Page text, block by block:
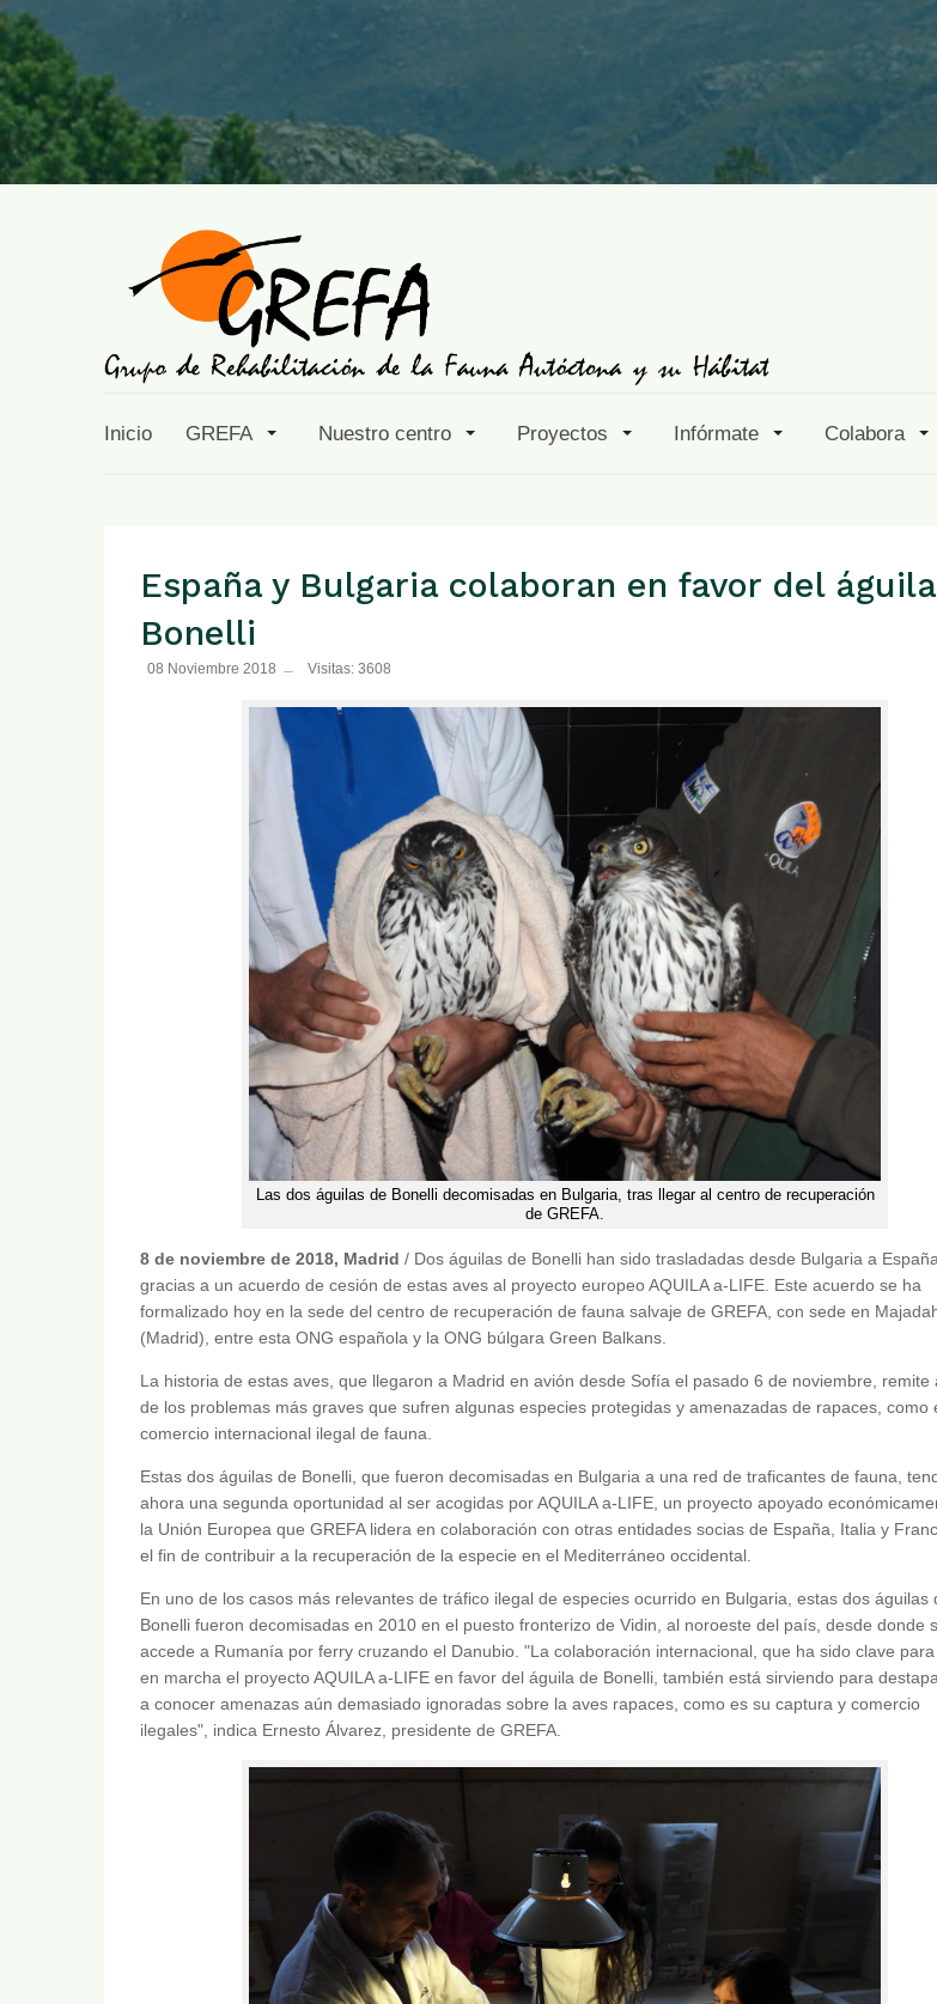
Inicio GREFA Nuestro centro Proyectos Infórmate Colabora
España y Bulgaria colaboran en favor del
Bonelli
08 Noviembre 2018 Visitas: 3608
Las dos águilas de Bonelli decomisadas en Bulgaria, tras llegar al centro de recuperación
de GREFA.
8 de noviembre de 2018, Madrid / Dos águilas de Bonelli han sido trasladadas desde Bulgaria a España,
gracias a un acuerdo de cesión de estas aves al proyecto europeo AQUILA a-LIFE. Este acuerdo se ha
formalizado hoy en la sede del centro de recuperación de fauna salvaje de GREFA, con sede en
(Madrid), entre esta ONG española y la ONG búlgara Green Balkans.
La historia de estas aves, que llegaron a Madrid en avión desde Sofía el pasado 6 de noviembre, remite
de los problemas más graves que sufren algunas especies protegidas y amenazadas de rapaces, como
comercio internacional ilegal de fauna.
Estas dos águilas de Bonelli, que fueron decomisadas en Bulgaria a una red de traficantes de fauna,
ahora una segunda oportunidad al ser acogidas por AQUILA a-LIFE, un proyecto apoyado
la Unión Europea que GREFA lidera en colaboración con otras entidades socias de España, Italia y
el fin de contribuir a la recuperación de la especie en el Mediterráneo occidental.
En uno de los casos más relevantes de tráfico ilegal de especies ocurrido en Bulgaria, estas dos águilas
Bonelli fueron decomisadas en 2010 en el puesto fronterizo de Vidin, al noroeste del país, desde donde
accede a Rumanía por ferry cruzando el Danubio. "La colaboración internacional, que ha sido clave
en marcha el proyecto AQUILA a-LIFE en favor del águila de Bonelli, también está sirviendo para
a conocer amenazas aún demasiado ignoradas sobre la aves rapaces, como es su captura y comercio
ilegales", indica Ernesto Álvarez, presidente de GREFA.